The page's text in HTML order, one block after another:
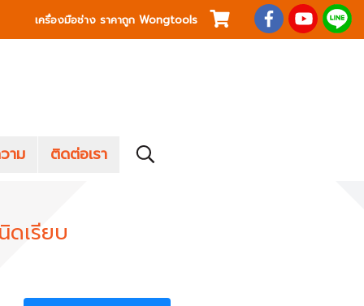
เครื่องมือช่าง ราคาถูก Wongtools
าม ติดต่อเรา
ดเรียบ